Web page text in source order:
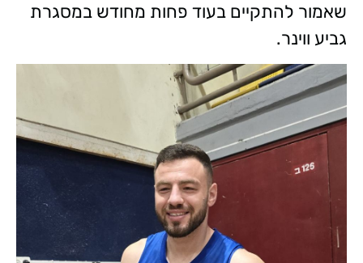
שאמור להתקיים בעוד פחות מחודש במסגרת
גביע ווינר.